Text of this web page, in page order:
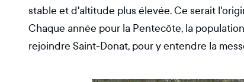
stable et d'altitude plus élevée. Ce serait
Chaque année pour la Pentecôte, la
rejoindre Saint-Donat, pour y entendre la